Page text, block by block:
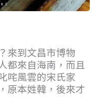
來到文昌市博物
都來自海南，而且
咤風雲的宋氏家
原本姓韓，後來才